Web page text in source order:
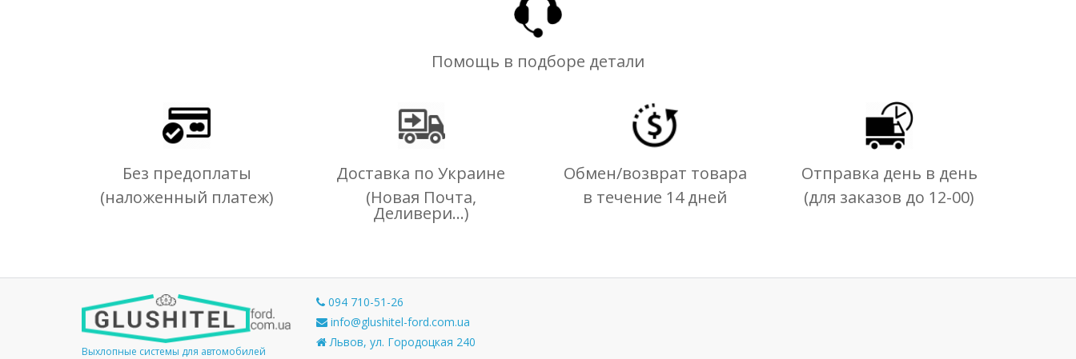
Помощь в подборе детали
Без предоплаты
(наложенный платеж)
Доставка по Украине
(Новая Почта,
Деливери...)
Обмен/возврат товара
в течение 14 дней
Отправка день в день
(для заказов до 12-00)
Выхлопные системы для автомобилей
094 710-51-26
info@glushitel-ford.com.ua
Львов, ул. Городоцкая 240